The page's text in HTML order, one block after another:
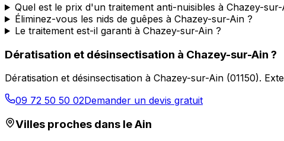
Quel est le prix d'un traitement anti-nuisibles à Chazey-sur-
Éliminez-vous les nids de guêpes à Chazey-sur-Ain ?
Le traitement est-il garanti à Chazey-sur-Ain ?
Dératisation et désinsectisation à Chazey-sur-Ain ?
Dératisation et désinsectisation à Chazey-sur-Ain (01150).
09 72 50 50 02Demander un devis gratuit
Villes proches dans leAin